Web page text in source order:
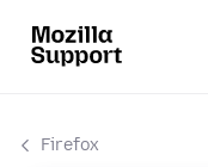
Firefox